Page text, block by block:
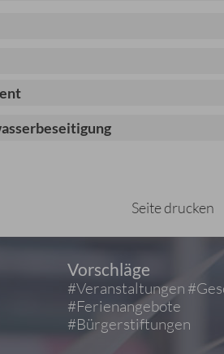
Seite drucken
Vorschläge
#Veranstaltungen
#Ferienangebote
#Bürgerstiftungen